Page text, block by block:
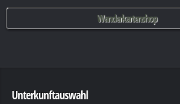
Wanderkartenshop
Unterkunftauswahl